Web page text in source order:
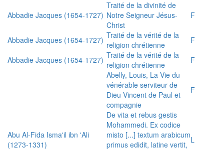
Abbadie Jacques (1654-1727)
Traité de la divinité de
Notre Seigneur Jésus-
Christ
F
Abbadie Jacques (1654-1727) Traité de la vérité de la
religion chrétienne
F
Abbadie Jacques (1654-1727) Traité de la vérité de la
religion chrétienne
F
Abelly, Louis, La Vie du
vénérable serviteur de
Dieu Vincent de Paul et
compagnie
F
Abu Al-Fida Isma'il ibn 'Ali
(1273-1331)
De vita et rebus gestis
Mohammedi. Ex codice
misto [...] textum arabicum
primus edidit, latine vertit, L